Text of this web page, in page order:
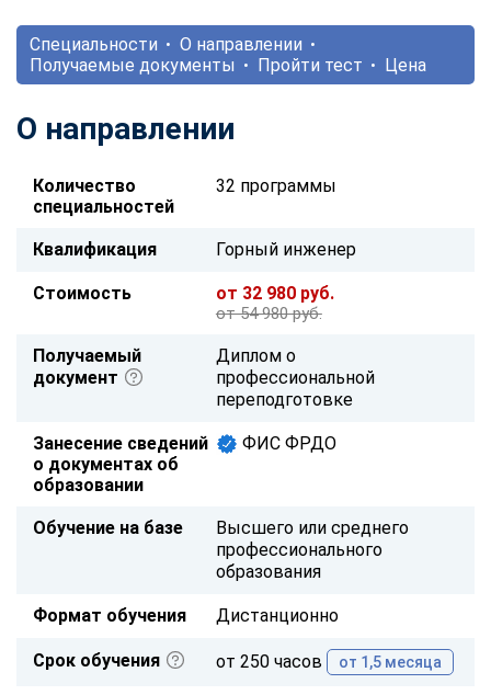
Специальности
О направлении
Получаемые документы
Пройти тест Цена
О направлении
Количество
специальностей
32 программы
Квалификация Горный инженер
Стоимость от 32 980 руб.
от 54 980 руб.
Получаемый
документ
Диплом о
профессиональной
переподготовке
Занесение сведений
о документах об
образовании
ФИС ФРДО
Обучение на базе
Высшего или среднего
профессионального
образования
Формат обучения Дистанционно
Срок обучения от 250 часов от 1,5 месяца